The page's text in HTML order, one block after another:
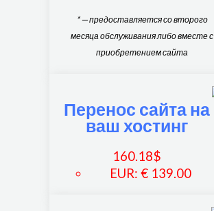
* — предоставляется со второго
месяца обслуживания либо вместе с
приобретением сайта
Перенос сайта на
ваш хостинг
160.18$
EUR:€ 139.00